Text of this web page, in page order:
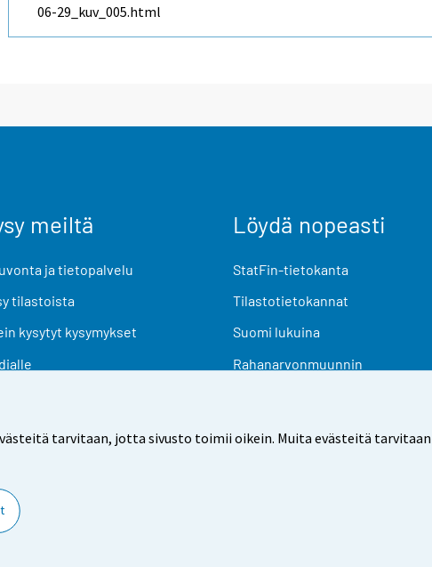
tarvitaan, jotta sivusto toimii oikein. Muita evästeitä
06-29_kuv_005.html
meiltä
ja tietopalvelu
tilastoista
kysytyt kysymykset
Löydä nopeasti
StatFin-tietokanta
Tilastotietokannat
Suomi lukuina
Rahanarvonmuunnin